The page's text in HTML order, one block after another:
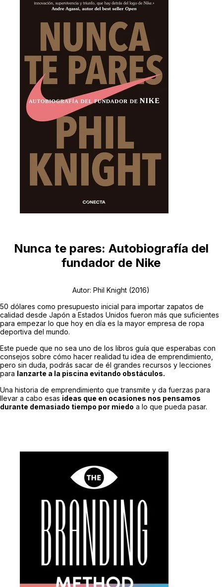
Nunca te pares: Autobiografía del
fundador de Nike
Autor: Phil Knight (2016)
50 dólares como presupuesto inicial para importar zapatos de
calidad desde Japón a Estados Unidos fueron más que suficientes
para empezar lo que hoy en día es la mayor empresa de ropa
deportiva del mundo.
Este puede que no sea uno de los libros guía que esperabas con
consejos sobre cómo hacer realidad tu idea de emprendimiento,
pero sin duda, podrás sacar de él grandes recursos y lecciones
para lanzarte a la piscina evitando obstáculos.
Una historia de emprendimiento que transmite y da fuerzas para
llevar a cabo esas ideas que en ocasiones nos pensamos
durante demasiado tiempo por miedo a lo que pueda pasar.